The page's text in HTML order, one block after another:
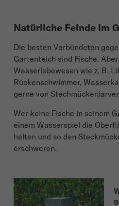
Natürliche Feinde im
Die besten Verbündeten
Gartenteich sind Fische.
Wasserlebewesen wie z. B.
Rückenschwimmer,
gerne von
Wer keine Fische in seinem
einem Wasserspiel die
halten und so den
erschweren.